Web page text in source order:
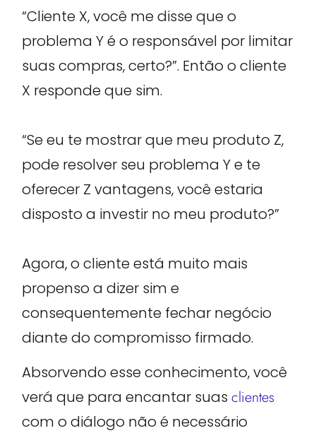
“Cliente X, você me disse que o
problema Y é o responsável por limitar
suas compras, certo?”. Então o cliente
X responde que sim.
“Se eu te mostrar que meu produto Z,
pode resolver seu problema Y e te
oferecer Z vantagens, você estaria
disposto a investir no meu produto?”
Agora, o cliente está muito mais
propenso a dizer sim e
consequentemente fechar negócio
diante do compromisso firmado.
Absorvendo esse conhecimento, você
verá que para encantar suasclientes
com o diálogo não é necessário